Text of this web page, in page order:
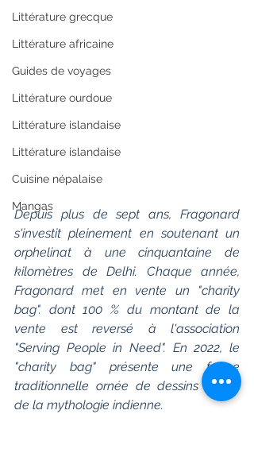
Littérature grecque
Littérature africaine
Guides de voyages
Littérature ourdoue
Littérature islandaise
Littérature islandaise
Cuisine népalaise
Mangas
Depuis plus de sept ans, Fragonard
s'investit pleinement en soutenant un
orphelinat à une cinquantaine de
kilomètres de Delhi. Chaque année,
Fragonard met en vente un "charity
bag". dont 100 % du montant de la
vente est reversé à l'association
"Serving People in Need". En 2022, le
"charity bag" présente une forme
traditionnelle ornée de dessins insirés
de la mythologie indienne.